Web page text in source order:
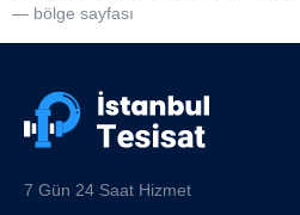
— bölge sayfası
7 Gün 24 Saat Hizmet